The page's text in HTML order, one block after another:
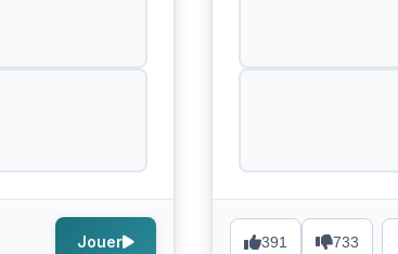
Jouer 391 733